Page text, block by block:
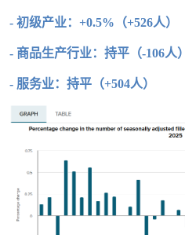
- 初级产业：+0.5%（+526人）
- 商品生产行业：持平（-106人）
- 服务业：持平（+504人）